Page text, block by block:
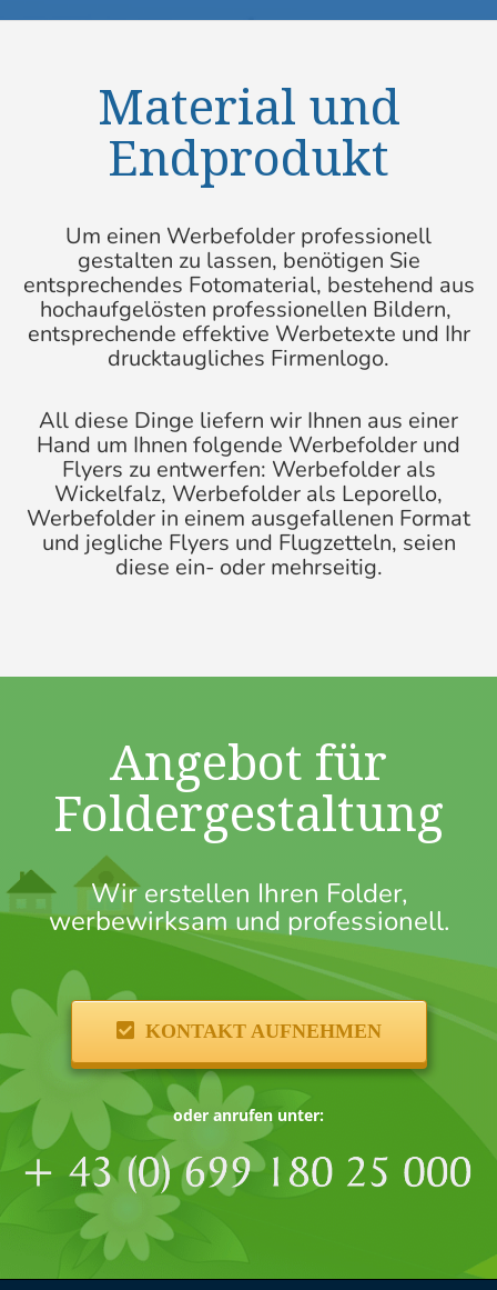
Material und
Endprodukt
Um einen Werbefolder professionell
gestalten zu lassen, benötigen Sie
entsprechendes Fotomaterial, bestehend aus
hochaufgelösten professionellen Bildern,
entsprechende effektive Werbetexte und Ihr
drucktaugliches Firmenlogo.
All diese Dinge liefern wir Ihnen aus einer
Hand um Ihnen folgende Werbefolder und
Flyers zu entwerfen: Werbefolder als
Wickelfalz, Werbefolder als Leporello,
Werbefolder in einem ausgefallenen Format
und jegliche Flyers und Flugzetteln, seien
diese ein- oder mehrseitig.
Angebot für
Foldergestaltung
Wir erstellen Ihren Folder,
werbewirksam und professionell.
KONTAKT AUFNEHMEN
oder anrufen unter: